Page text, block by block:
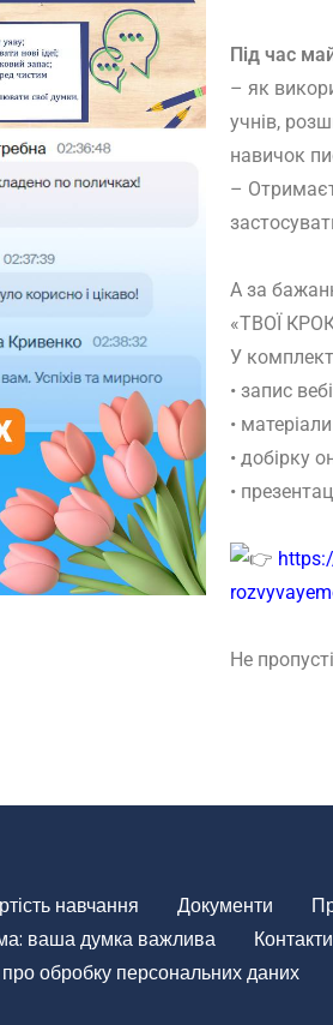
Під час
– як
учнів,
навичок
–
А за
«ТВОЇ
У
• запис
•
• добірку
•
Не
навчання Документи
ваша думка важлива
Контакти
обробку персональних даних